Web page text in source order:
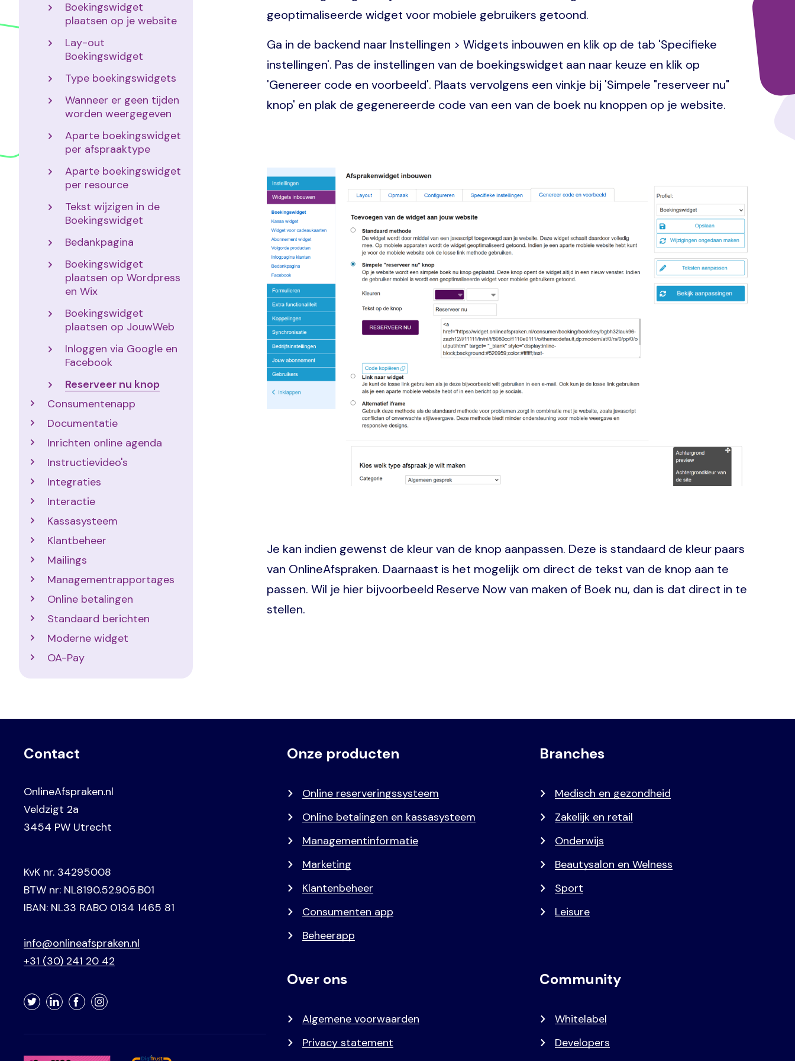
geoptimaliseerde widget voor mobiele gebruikers getoond.
Ga in de backend naar Instellingen > Widgets inbouwen en klik op de tab 'Specifieke
instellingen'. Pas de instellingen van de boekingswidget aan naar keuze en klik op
'Genereer code en voorbeeld'. Plaats vervolgens een vinkje bij 'Simpele "reserveer nu"
knop' en plak de gegenereerde code van een van de boek nu knoppen op je website.
Image
Je kan indien gewenst de kleur van de knop aanpassen. Deze is standaard de kleur paars
van OnlineAfspraken. Daarnaast is het mogelijk om direct de tekst van de knop aan te
passen. Wil je hier bijvoorbeeld Reserve Now van maken of Boek nu, dan is dat direct in te
stellen.
Boekingswidget
plaatsen op je website
Lay-out
Boekingswidget
Type boekingswidgets
Wanneer er geen tijden
worden weergegeven
Aparte boekingswidget
per afspraaktype
Aparte boekingswidget
per resource
Tekst wijzigen in de
Boekingswidget
Bedankpagina
Boekingswidget
plaatsen op Wordpress
en Wix
Boekingswidget
plaatsen op JouwWeb
Inloggen via Google en
Facebook
Reserveer nu knop
Consumentenapp
Documentatie
Inrichten online agenda
Instructievideo's
Integraties
Interactie
Kassasysteem
Klantbeheer
Mailings
Managementrapportages
Online betalingen
Standaard berichten
Moderne widget
OA-Pay
Contact
OnlineAfspraken.nl
Veldzigt 2a
3454 PW Utrecht
KvK nr. 34295008
BTW nr: NL8190.52.905.B01
IBAN: NL33 RABO 0134 1465 81
info@onlineafspraken.nl
+31 (30) 241 20 42
TwitterLinkedInFacebookInstagram
Voet
Primair
Onze producten
Online reserveringssysteem
Online betalingen en kassasysteem
Managementinformatie
Marketing
Klantenbeheer
Consumenten app
Beheerapp
Branches
Medisch en gezondheid
Zakelijk en retail
Onderwijs
Beautysalon en Welness
Sport
Leisure
Over ons
Algemene voorwaarden
Privacy statement
Community
Whitelabel
Developers